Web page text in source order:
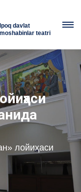
davlat
teatri
лойиҳаси